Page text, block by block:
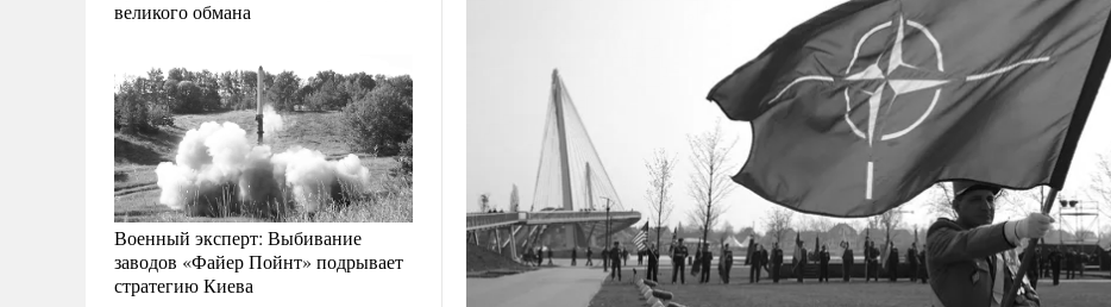
великого обмана
Военный эксперт: Выбивание
заводов «Файер Пойнт» подрывает
стратегию Киева